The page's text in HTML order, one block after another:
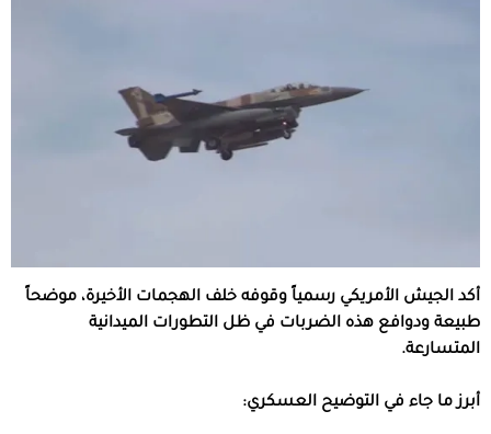
أكد الجيش الأمريكي رسمياً وقوفه خلف الهجمات الأخيرة، موضحاً
طبيعة ودوافع هذه الضربات في ظل التطورات الميدانية
المتسارعة.
أبرز ما جاء في التوضيح العسكري: